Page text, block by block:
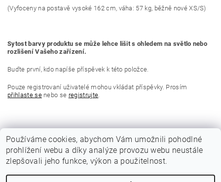
(Vyfoceny na postavě vysoké 162 cm, váha: 57 kg, běžně nové XS/S)
Sytost barvy produktu se může lehce lišit s ohledem na světlo nebo
rozlišení Vašeho zařízení.
Buďte první, kdo napíše příspěvek k této položce.
Pouze registrovaní uživatelé mohou vkládat příspěvky. Prosím
přihlaste senebo se registrujte
Používáme cookies, abychom Vám umožnili pohodlné
prohlížení webu a díky analýze provozu webu neustále
zlepšovali jeho funkce, výkon a použitelnost.